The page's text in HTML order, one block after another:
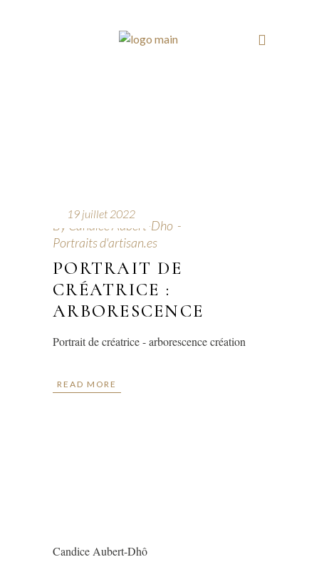
19 juillet 2022
By Candice Aubert-Dho
Portraits d'artisan.es
PORTRAIT DE
CRÉATRICE :
ARBORESCENCE
Portrait de créatrice - arborescence création
READ MORE
Candice Aubert-Dhô